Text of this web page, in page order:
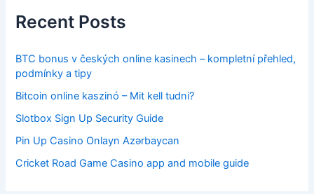
Recent Posts
BTC bonus v českých online kasinech – kompletní přehled,
podmínky a tipy
Bitcoin online kaszinó – Mit kell tudni?
Slotbox Sign Up Security Guide
Pin Up Casino Onlayn Azərbaycan
Cricket Road Game Casino app and mobile guide